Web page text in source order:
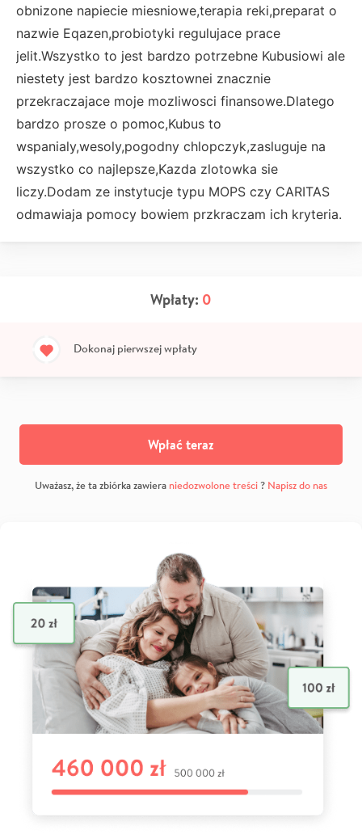
obnizone napiecie miesniowe,terapia reki,preparat o
nazwie Eqazen,probiotyki regulujace prace
jelit.Wszystko to jest bardzo potrzebne Kubusiowi ale
niestety jest bardzo kosztownei znacznie
przekraczajace moje mozliwosci finansowe.Dlatego
bardzo prosze o pomoc,Kubus to
wspanialy,wesoly,pogodny chlopczyk,zasluguje na
wszystko co najlepsze,Kazda zlotowka sie
liczy.Dodam ze instytucje typu MOPS czy CARITAS
odmawiaja pomocy bowiem przkraczam ich kryteria.
Wpłaty: 0
Dokonaj pierwszej wpłaty
Wpłać teraz
Uważasz, że ta zbiórka zawiera niedozwolone treści? Napisz do nas